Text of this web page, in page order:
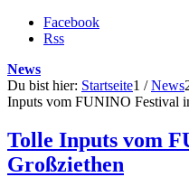
Facebook
Rss
News
Du bist hier: Startseite1 / News
Inputs vom FUNINO Festival
Tolle Inputs vom
Großziethen